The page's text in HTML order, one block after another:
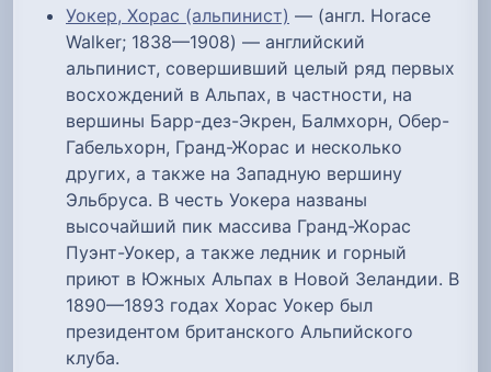
Уокер, Хорас (альпинист) — (англ. Horace
Walker; 1838—1908) — английский
альпинист, совершивший целый ряд первых
восхождений в Альпах, в частности, на
вершины Барр-дез-Экрен, Балмхорн, Обер-
Габельхорн, Гранд-Жорас и несколько
других, а также на Западную вершину
Эльбруса. В честь Уокера названы
высочайший пик массива Гранд-Жорас
Пуэнт-Уокер, а также ледник и горный
приют в Южных Альпах в Новой Зеландии. В
1890—1893 годах Хорас Уокер был
президентом британского Альпийского
клуба.